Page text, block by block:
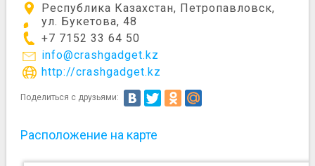
Республика Казахстан, Петропавловск,
ул. Букетова, 48
+7 7152 33 64 50
info@crashgadget.kz
http://crashgadget.kz
Поделиться с друзьями:
Расположение на карте